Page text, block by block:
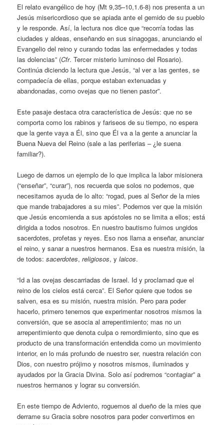
El relato evangélico de hoy (Mt 9,35–10,1.6-8) nos presenta a un
Jesús misericordioso que se apiada ante el gemido de su pueblo
y le responde. Así, la lectura nos dice que “recorría todas las
ciudades y aldeas, enseñando en sus sinagogas, anunciando el
Evangelio del reino y curando todas las enfermedades y todas
las dolencias” (Cfr. Tercer misterio luminoso del Rosario).
Continúa diciendo la lectura que Jesús, “al ver a las gentes, se
compadecía de ellas, porque estaban extenuadas y
abandonadas, como ovejas que no tienen pastor”.
Este pasaje destaca otra característica de Jesús: que no se
comporta como los rabinos y fariseos de su tiempo, no espera
que la gente vaya a Él, sino que Él va a la gente a anunciar la
Buena Nueva del Reino (sale a las periferias – ¿le suena
familiar?).
Luego de darnos un ejemplo de lo que implica la labor misionera
(“enseñar”, “curar”), nos recuerda que solos no podemos, que
necesitamos ayuda de lo alto: “rogad, pues al Señor de la mies
que mande trabajadores a su mies”. Podemos ver que la misión
que Jesús encomienda a sus apóstoles no se limita a ellos; está
dirigida a todos nosotros. En nuestro bautismo fuimos ungidos
sacerdotes, profetas y reyes. Eso nos llama a enseñar, anunciar
el reino, y sanar a nuestros hermanos. Esa es nuestra misión, la
de todos:sacerdotes,religiosos, ylaicos.
“Id a las ovejas descarriadas de Israel. Id y proclamad que el
reino de los cielos está cerca”. El Señor quiere que todos se
salven, esa es su misión, nuestra misión. Pero para poder
hacerlo, primero tenemos que experimentar nosotros mismos la
conversión, que se asocia al arrepentimiento; mas no un
arrepentimiento que denota culpa o remordimiento, sino que es
producto de una transformación entendida como un movimiento
interior, en lo más profundo de nuestro ser, nuestra relación con
Dios, con nuestro prójimo y nosotros mismos, iluminados y
ayudados por la Gracia Divina. Solo así podremos “contagiar” a
nuestros hermanos y lograr su conversión.
En este tiempo de Adviento, roguemos al dueño de la mies que
derrame su Gracia sobre nosotros para poder convertirnos en